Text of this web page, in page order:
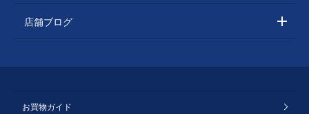
店舗ブログ
お買物ガイド